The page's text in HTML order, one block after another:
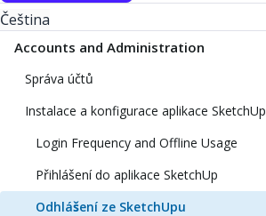
Čeština
Accounts and Administration
Správa účtů
Instalace a konfigurace aplikace SketchUp
Login Frequency and Offline Usage
Přihlášení do aplikace SketchUp
Odhlášení ze SketchUpu